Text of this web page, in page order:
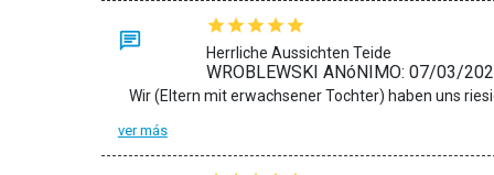
Herrliche Aussichten Teide
WROBLEWSKI ANóNIMO: 07/03/
ver más